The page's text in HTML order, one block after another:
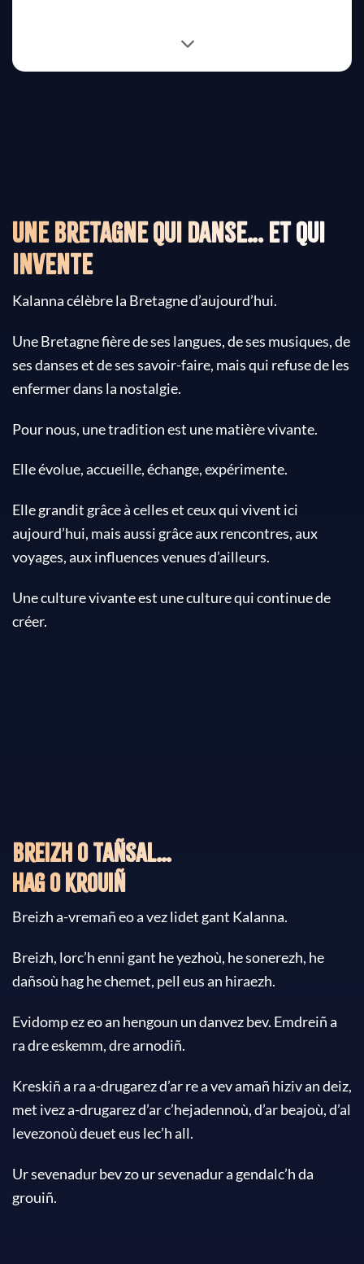
Une Bretagne qui danse… et qui
invente
Kalanna célèbre la Bretagne d’aujourd’hui.
Une Bretagne fière de ses langues, de ses musiques, de
ses danses et de ses savoir-faire, mais qui refuse de les
enfermer dans la nostalgie.
Pour nous, une tradition est une matière vivante.
Elle évolue, accueille, échange, expérimente.
Elle grandit grâce à celles et ceux qui vivent ici
aujourd’hui, mais aussi grâce aux rencontres, aux
voyages, aux influences venues d’ailleurs.
Une culture vivante est une culture qui continue de
créer.
Breizh o tañsal…
hag o krouiñ
Breizh a-vremañ eo a vez lidet gant Kalanna.
Breizh, lorc’h enni gant he yezhoù, he sonerezh, he
dañsoù hag he chemet, pell eus an hiraezh.
Evidomp ez eo an hengoun un danvez bev. Emdreiñ a
ra dre eskemm, dre arnodiñ.
Kreskiñ a ra a-drugarez d’ar re a vev amañ hiziv an deiz,
met ivez a-drugarez d’ar c’hejadennoù, d’ar beajoù, d’al
levezonoù deuet eus lec’h all.
Ur sevenadur bev zo ur sevenadur a gendalc’h da
grouiñ.